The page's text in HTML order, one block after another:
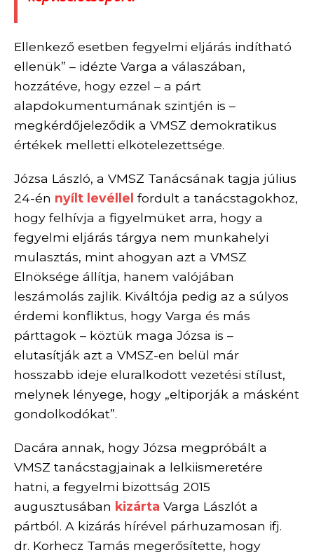
Ellenkező esetben fegyelmi eljárás indítható
ellenük” – idézte Varga a válaszában,
hozzátéve, hogy ezzel – a párt
alapdokumentumának szintjén is –
megkérdőjeleződik a VMSZ demokratikus
értékek melletti elkötelezettsége.
Józsa László, a VMSZ Tanácsának tagja július
24-én nyílt levéllel fordult a tanácstagokhoz,
hogy felhívja a figyelmüket arra, hogy a
fegyelmi eljárás tárgya nem munkahelyi
mulasztás, mint ahogyan azt a VMSZ
Elnöksége állítja, hanem valójában
leszámolás zajlik. Kiváltója pedig az a súlyos
érdemi konfliktus, hogy Varga és más
párttagok – köztük maga Józsa is –
elutasítják azt a VMSZ-en belül már
hosszabb ideje eluralkodott vezetési stílust,
melynek lényege, hogy „eltiporják a másként
gondolkodókat”.
Dacára annak, hogy Józsa megpróbált a
VMSZ tanácstagjainak a lelkiismeretére
hatni, a fegyelmi bizottság 2015
augusztusában kizárta Varga Lászlót a
pártból. A kizárás hírével párhuzamosan ifj.
dr. Korhecz Tamás megerősítette, hogy